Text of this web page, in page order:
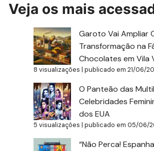
Veja os mais
Garoto Vai Ampliar
Transformação na
Chocolates em Vila
8 visualizações |publicado em 21/06/
O Panteão das
Celebridades
dos EUA
5 visualizações |publicado em 05/06/
“Não Perca!